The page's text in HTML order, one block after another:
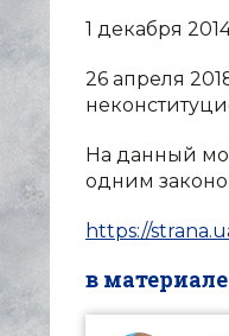
1 декабря
26 апреля
На данный
одним
https://
в